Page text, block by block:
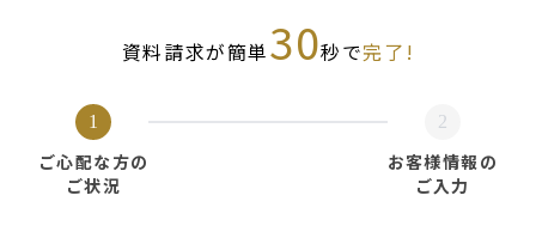
資料請求が簡単30秒で完了!
1
ご心配な方の
ご状況
2
お客様情報の
ご入力